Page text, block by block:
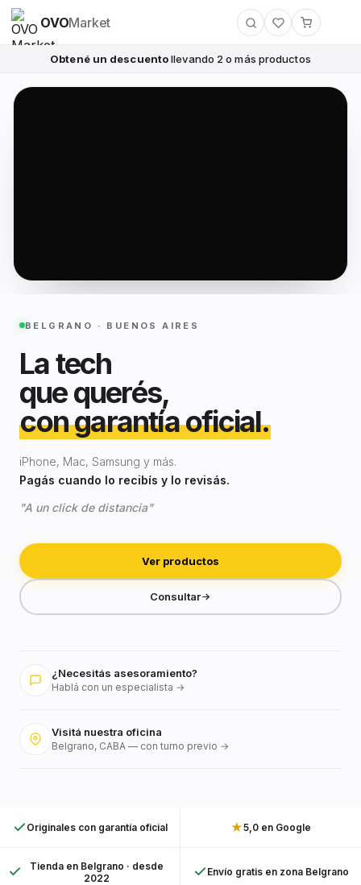
OVOMarket
Obtené un descuentollevando 2 o más productos
BELGRANO · BUENOS AIRES
La tech
que querés,
con garantía oficial.
iPhone, Mac, Samsung y más.
Pagás cuando lo recibís y lo revisás.
"A un click de distancia"
Ver productos
Consultar
¿Necesitás asesoramiento?
Hablá con un especialista →
Visitá nuestra oficina
Belgrano, CABA — con turno previo →
Originales con garantía oficial ★5,0 en Google
Tienda en Belgrano · desde
2022
Envío gratis en zona Belgrano